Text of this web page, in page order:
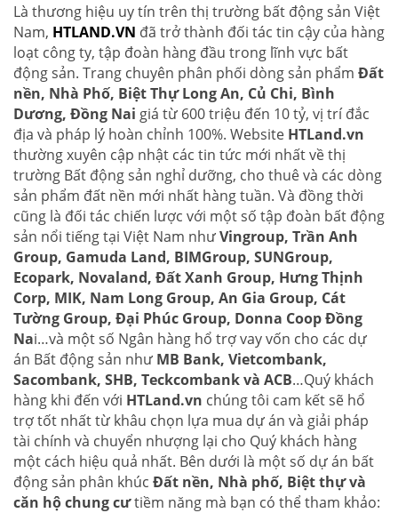
Là thương hiệu uy tín trên thị trường bất động sản Việt
Nam, HTLAND.VN đã trở thành đối tác tin cậy của hàng
loạt công ty, tập đoàn hàng đầu trong lĩnh vực bất
động sản. Trang chuyên phân phối dòng sản phẩm Đất
nền, Nhà Phố, Biệt Thự Long An, Củ Chi, Bình
Dương, Đồng Nai giá từ 600 triệu đến 10 tỷ, vị trí đắc
địa và pháp lý hoàn chỉnh 100%. Website HTLand.vn
thường xuyên cập nhật các tin tức mới nhất về thị
trường Bất động sản nghỉ dưỡng, cho thuê và các dòng
sản phẩm đất nền mới nhất hàng tuần. Và đồng thời
cũng là đối tác chiến lược với một số tập đoàn bất động
sản nổi tiếng tại Việt Nam nhưVingroup, Trần Anh
Group, Gamuda Land, BIMGroup, SUNGroup,
Ecopark, Novaland, Đất Xanh Group, Hưng Thịnh
Corp, MIK, Nam Long Group, An Gia Group, Cát
Tường Group, Đại Phúc Group, Donna Coop Đồng
Nai…và một số Ngân hàng hổ trợ vay vốn cho các dự
án Bất động sản như MB Bank, Vietcombank,
Sacombank, SHB, Teckcombank và ACB…Quý khách
hàng khi đến với HTLand.vn chúng tôi cam kết sẽ hổ
trợ tốt nhất từ khâu chọn lựa mua dự án và giải pháp
tài chính và chuyển nhượng lại cho Quý khách hàng
một cách hiệu quả nhất. Bên dưới là một số dự án bất
động sản phân khúc Đất nền, Nhà phố, Biệt thự và
căn hộ chung cưtiềm năng mà bạn có thể tham khảo: